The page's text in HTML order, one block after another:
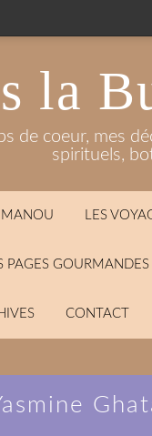
la
de coeur, mes
spirituels,
MANOU LES
PAGES
CONTACT